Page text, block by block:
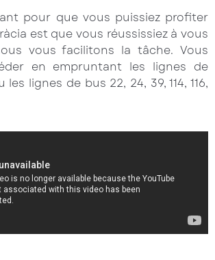
pour que vous puissiez profiter
est que vous réussissiez à vous
vous facilitons la tâche. Vous
en empruntant les lignes de
lignes de bus 22, 24, 39, 114, 116,